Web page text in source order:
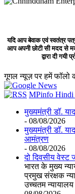
यदि आप बेवाक एवं स्वतंत्र
आप अपनी छोटी सी मदद से
द्वारा दी गयी
गूगल न्यूज़ पर हमें फॉलो
MPinfo Hindi
मुख्यमंत्री डॉ.
- 08/08/2026
मुख्यमंत्री डॉ.
आमंत्रण
- 08/08/2026
दो दिवसीय
भारत के मुख्य
प्रमुख संरक्षक
उच्चतम न्यायालय